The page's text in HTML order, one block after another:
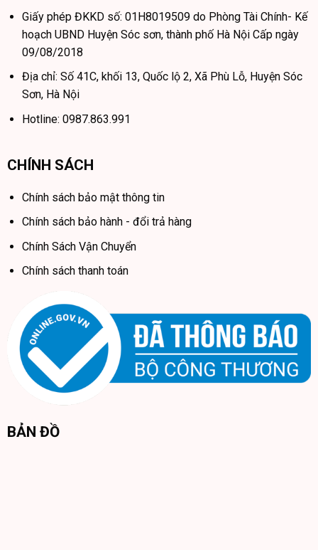
Giấy phép ĐKKD số: 01H8019509 do Phòng Tài Chính- Kế
hoạch UBND Huyện Sóc sơn, thành phố Hà Nội Cấp ngày
09/08/2018
Địa chỉ: Số 41C, khối 13, Quốc lộ 2, Xã Phù Lỗ, Huyện Sóc
Sơn, Hà Nội
Hotline: 0987.863.991
CHÍNH SÁCH
Chính sách bảo mật thông tin
Chính sách bảo hành - đổi trả hàng
Chính Sách Vận Chuyển
Chính sách thanh toán
BẢN ĐỒ